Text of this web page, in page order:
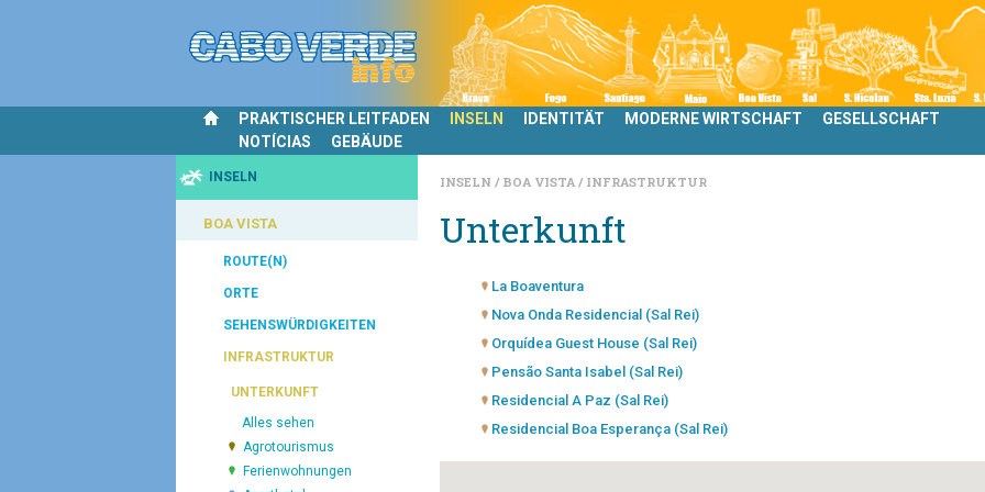
PRAKTISCHER LEITFADEN INSELN IDENTITÄT MODERNE WIRTSCHAFT
GESELLSCHAFT
NOTÍCIAS
GEBÄUDE
INSELN
BOA VISTA
ROUTE(N)
ORTE
SEHENSWÜRDIGKEITEN
INFRASTRUKTUR
UNTERKUNFT
Alles sehen
Agrotourismus
Ferienwohnungen
INSELN BOA VISTA INFRASTRUKTUR
Unterkunft
La Boaventura
Nova Onda Residencial (Sal Rei)
Orquídea Guest House (Sal Rei)
Pensão Santa Isabel (Sal Rei)
Residencial A Paz (Sal Rei)
Residencial Boa Esperança (Sal Rei)
Residencial Bom Sossego (Sal Rei)